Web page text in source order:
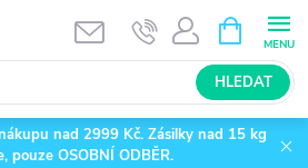
HLEDAT
NÁKUPNÍ
KOŠÍK
nad 2999 Kč. Zásilky nad 15 kg
pouze OSOBNÍ ODBĚR.